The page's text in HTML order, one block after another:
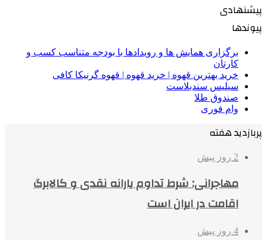
پیشنهادی
پیوندها
برگزاری همایش ها و رویدادها با بودجه متناسب کسب و
کارتان
خرید بهترین قهوه | خرید قهوه | قهوه گرنیکا کافی
سیلیس سندبلاست
صندوق طلا
وام فوری
پربازدید هفته
2 روز پیش
مهاجرانی: شرط تداوم یارانه نقدی و کالابرگ
اقامت در ایران است
4 روز پیش